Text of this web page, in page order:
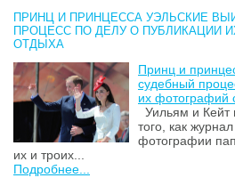
ПРИНЦ И ПРИНЦЕССА УЭЛЬСКИЕ
ПРОЦЕСС ПО ДЕЛУ О ПУБЛИКАЦИИ
ОТДЫХА
Принц и
судебный
их фотографий
Уильям и Кейт
того, как
фотографии
их и троих...
Подробнее...